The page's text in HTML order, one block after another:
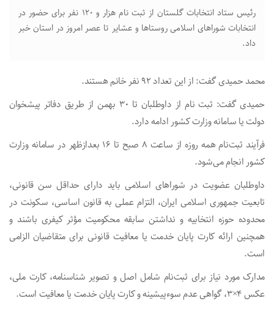
رئیس ستاد انتخابات گلستان از ثبت نام هزار و ۱۲۰ نفر برای حضور در
انتخابات شورا‌های اسلامی روستا‌ها و عشایر تا عصر امروز در استان خبر
داد.
محمد حمیدی گفت: از این تعداد ۹۲ نفر خانم هستند.
حمیدی گفت: ثبت نام از داوطلبان تا ۳۰ بهمن از طریق دفاتر پیشخوان
دولت یا سامانه وزارت کشور ادامه دارد.
فرآیند ثبت‌نام همه‌ روزه از ساعت ۸ صبح تا ۱۶ بعدازظهر در سامانه وزارت
کشور انجام می‌شود.
داوطلبان عضویت در شورا‌های اسلامی باید دارای حداقل سن قانونی،
تابعیت جمهوری اسلامی ایران، التزام عملی به قانون اساسی، سکونت در
محدوده حوزه انتخابیه و نداشتن سابقه محکومیت مؤثر کیفری باشند و
همچنین ارائه کارت پایان خدمت یا معافیت قانونی برای متقاضیان الزامی
است.
مدارک مورد نیاز برای ثبت‌نام شامل اصل و تصویر شناسنامه، کارت ملی،
عکس ۴×۳، گواهی عدم سوءپیشینه و کارت پایان خدمت یا معافیت است.